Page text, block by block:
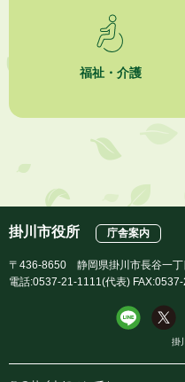
夏季休暇期間 開業医等診療予定
企業版ふるさと納税（地方創生応
福祉・介護
掛川市役所 庁舎案内
〒436-8650 静岡県掛川市長谷一丁
電話:0537-21-1111(代表)
掛